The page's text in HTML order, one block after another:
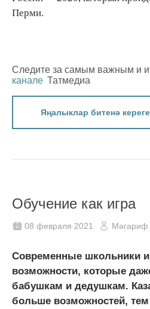
Перми.
Следите за самым важным и
канале Татмедиа
Яңалыклар битенә
Обучение как игра
08 февраля 2021 Мәгариф
Современные школьники
возможности, которые
бабушкам и дедушкам.
больше возможностей, тем